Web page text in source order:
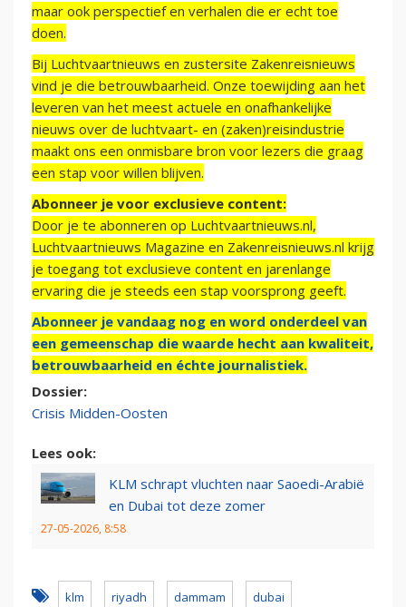
maar ook perspectief en verhalen die er echt toe
doen.
Bij Luchtvaartnieuws en zustersite Zakenreisnieuws
vind je die betrouwbaarheid. Onze toewijding aan het
leveren van het meest actuele en onafhankelijke
nieuws over de luchtvaart- en (zaken)reisindustrie
maakt ons een onmisbare bron voor lezers die graag
een stap voor willen blijven.
Abonneer je voor exclusieve content:
Door je te abonneren op Luchtvaartnieuws.nl,
Luchtvaartnieuws Magazine en Zakenreisnieuws.nl krijg
je toegang tot exclusieve content en jarenlange
ervaring die je steeds een stap voorsprong geeft.
Abonneer je vandaag nog en word onderdeel van
een gemeenschap die waarde hecht aan kwaliteit,
betrouwbaarheid en échte journalistiek.
Dossier:
Crisis Midden-Oosten
Lees ook:
KLM schrapt vluchten naar Saoedi-Arabië
en Dubai tot deze zomer
27-05-2026, 8:58
klm riyadh dammam dubai